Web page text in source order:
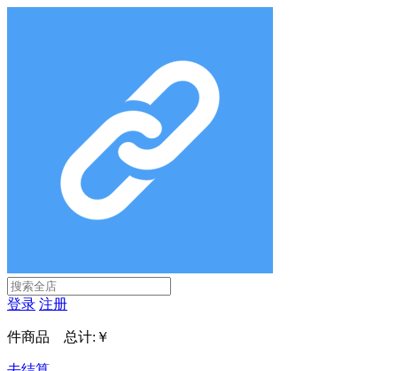
登录 注册
件商品 总计: ￥